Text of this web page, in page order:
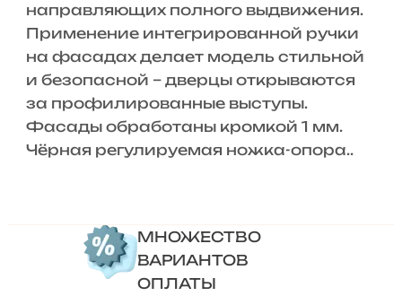
направляющих полного выдвижения.
Применение интегрированной ручки
на фасадах делает модель стильной
и безопасной – дверцы открываются
за профилированные выступы.
Фасады обработаны кромкой 1 мм.
Чёрная регулируемая ножка-опора..
МНОЖЕСТВО
ВАРИАНТОВ
ОПЛАТЫ